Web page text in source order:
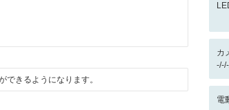
できるようになります。
カ
電